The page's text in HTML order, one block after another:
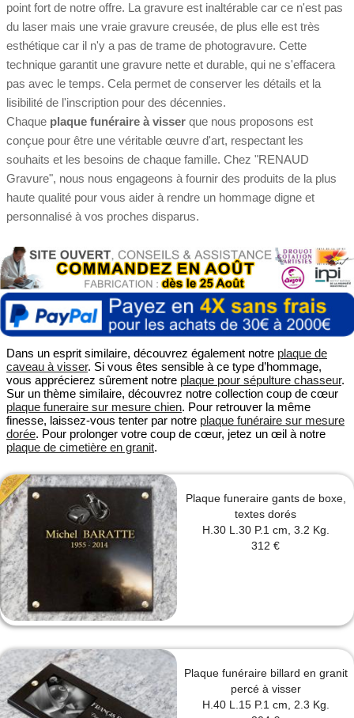
point fort de notre offre. La gravure est inaltérable car ce n'est pas
du laser mais une vraie gravure creusée, de plus elle est très
esthétique car il n'y a pas de trame de photogravure. Cette
technique garantit une gravure nette et durable, qui ne s'effacera
pas avec le temps. Cela permet de conserver les détails et la
lisibilité de l'inscription pour des décennies.
Chaque plaque funéraire à visser que nous proposons est
conçue pour être une véritable œuvre d'art, respectant les
souhaits et les besoins de chaque famille. Chez "RENAUD
Gravure", nous nous engageons à fournir des produits de la plus
haute qualité pour vous aider à rendre un hommage digne et
personnalisé à vos proches disparus.
Dans un esprit similaire, découvrez également notre plaque de
caveau à visser. Si vous êtes sensible à ce type d’hommage,
vous apprécierez sûrement notre plaque pour sépulture chasseur.
Sur un thème similaire, découvrez notre collection coup de cœur
plaque funeraire sur mesure chien. Pour retrouver la même
finesse, laissez-vous tenter par notre plaque funéraire sur mesure
dorée. Pour prolonger votre coup de cœur, jetez un œil à notre
plaque de cimetière en granit.
Plaque funeraire gants de boxe,
textes dorés
H.30 L.30 P.1 cm, 3.2 Kg.
312 €
Plaque funéraire billard en granit
percé à visser
H.40 L.15 P.1 cm, 2.3 Kg.